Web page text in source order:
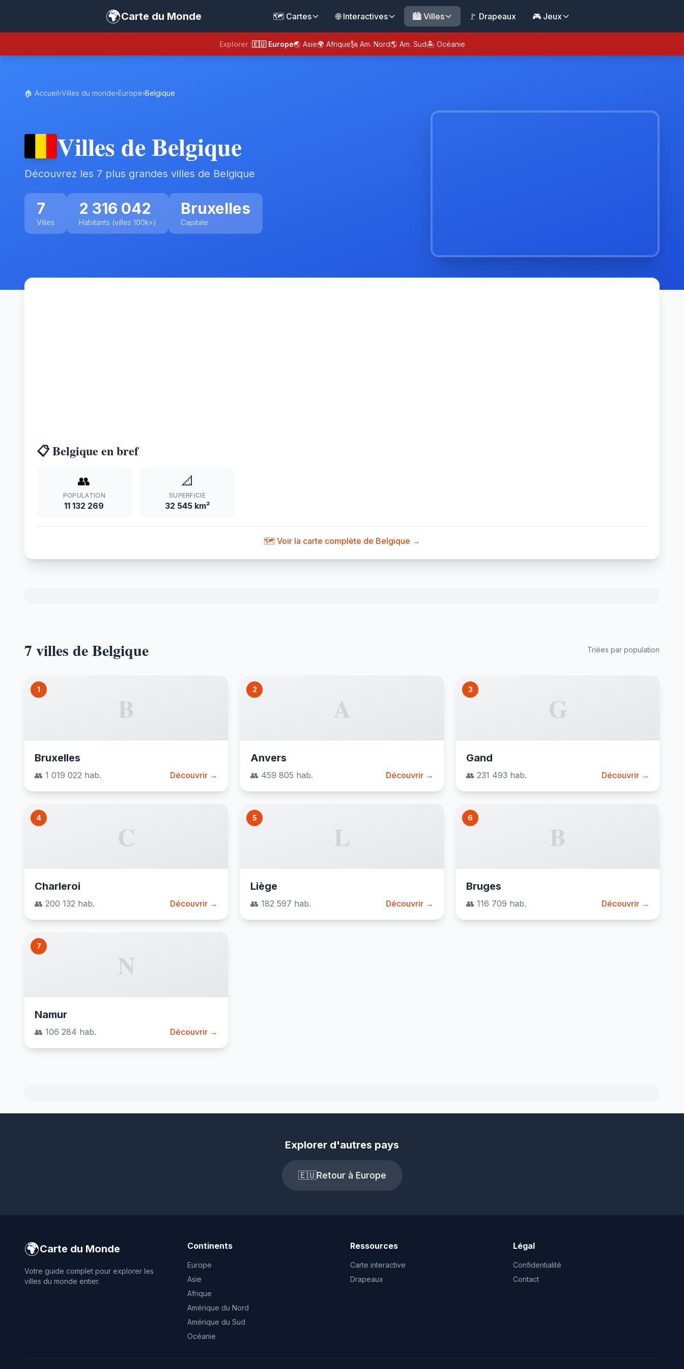
🌍Carte du Monde 🗺️ Cartes 🌐 Interactives 🏙️ Villes 🚩 Drapeaux 🎮 Jeux
Explorer :🇪🇺 Europe🌏 Asie🌍 Afrique🗽 Am. Nord🌎 Am. Sud🏝️ Océanie
🏠 Accueil›Villes du monde›Europe›Belgique
Villes de Belgique
Découvrez les 7 plus grandes villes de Belgique
7
Villes
2 316 042
Habitants (villes 100k+)
Bruxelles
Capitale
📋 Belgique en bref
👥
POPULATION
11 132 269
📐
SUPERFICIE
32 545 km²
🗺️ Voir la carte complète de Belgique →
7 villes de Belgique Triées par population
1
B
Bruxelles
👥 1 019 022 hab. Découvrir →
2
A
Anvers
👥 459 805 hab. Découvrir →
3
G
Gand
👥 231 493 hab. Découvrir →
4
C
Charleroi
👥 200 132 hab. Découvrir →
5
L
Liège
👥 182 597 hab. Découvrir →
6
B
Bruges
👥 116 709 hab. Découvrir →
7
N
Namur
👥 106 284 hab. Découvrir →
Explorer d'autres pays
🇪🇺Retour à Europe
🌍Carte du Monde
Votre guide complet pour explorer les
villes du monde entier.
Continents
Europe
Asie
Afrique
Amérique du Nord
Amérique du Sud
Océanie
Ressources
Carte interactive
Drapeaux
Légal
Confidentialité
Contact